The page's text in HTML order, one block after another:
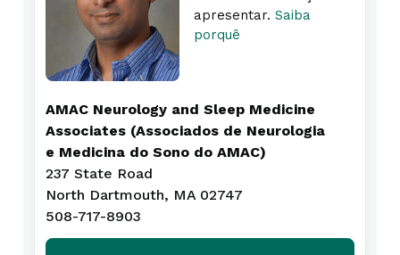
apresentar. Saiba
porquê
AMAC Neurology and Sleep Medicine
Associates (Associados de Neurologia
e Medicina do Sono do AMAC)
237 State Road
North Dartmouth, MA 02747
508-717-8903